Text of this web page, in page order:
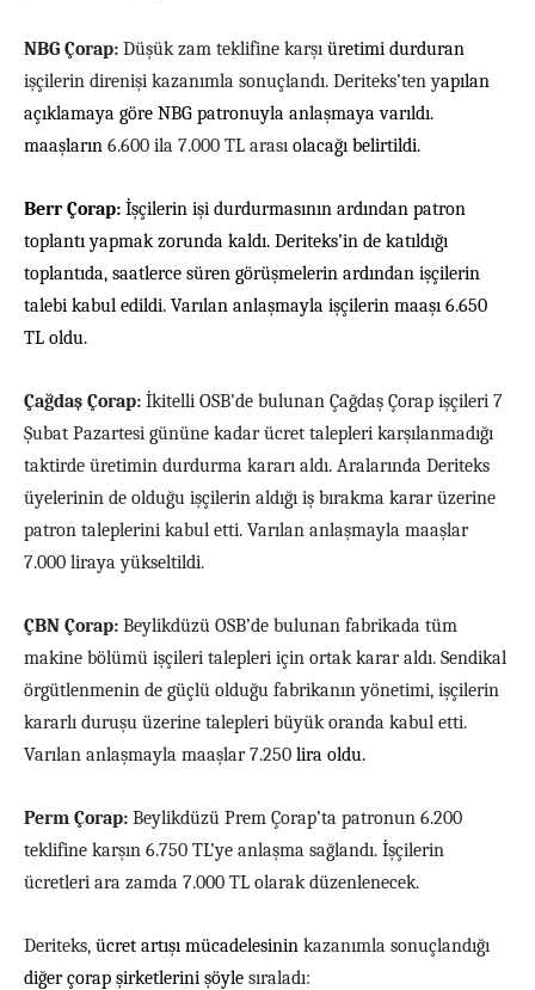
NBG Çorap: Düşük zam teklifine karşı üretimi durduran
işçilerin direnişi kazanımla sonuçlandı. Deriteks’ten yapılan
açıklamaya göre NBG patronuyla anlaşmaya varıldı.
maaşların 6.600 ila 7.000 TL arası olacağı belirtildi.
Berr Çorap: İşçilerin işi durdurmasının ardından patron
toplantı yapmak zorunda kaldı. Deriteks’in de katıldığı
toplantıda, saatlerce süren görüşmelerin ardından işçilerin
talebi kabul edildi. Varılan anlaşmayla işçilerin maaşı 6.650
TL oldu.
Çağdaş Çorap: İkitelli OSB’de bulunan Çağdaş Çorap işçileri 7
Şubat Pazartesi gününe kadar ücret talepleri karşılanmadığı
taktirde üretimin durdurma kararı aldı. Aralarında Deriteks
üyelerinin de olduğu işçilerin aldığı iş bırakma karar üzerine
patron taleplerini kabul etti. Varılan anlaşmayla maaşlar
7.000 liraya yükseltildi.
ÇBN Çorap: Beylikdüzü OSB’de bulunan fabrikada tüm
makine bölümü işçileri talepleri için ortak karar aldı. Sendikal
örgütlenmenin de güçlü olduğu fabrikanın yönetimi, işçilerin
kararlı duruşu üzerine talepleri büyük oranda kabul etti.
Varılan anlaşmayla maaşlar7.250 lira oldu.
Perm Çorap: Beylikdüzü Prem Çorap’ta patronun 6.200
teklifine karşın 6.750 TL’ye anlaşma sağlandı. İşçilerin
ücretleri ara zamda 7.000 TL olarak düzenlenecek.
Deriteks, ücret artışı mücadelesinin kazanımla sonuçlandığı
diğer çorap şirketlerini şöyle sıraladı: